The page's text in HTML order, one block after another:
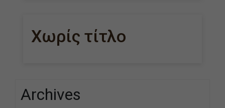
Χωρίς τίτλο
Archives